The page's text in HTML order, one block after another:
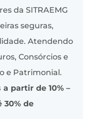
da SITRAEMG
seguras,
Atendendo
Consórcios e
e Patrimonial.
partir de 10% –
30% de